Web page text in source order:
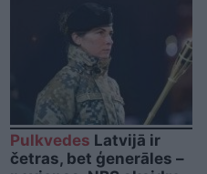
Pulkvedes Latvijā ir
četras, bet ģenerāles –